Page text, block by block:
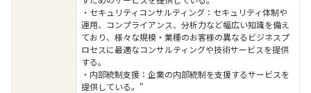
・セキュリティコンサルティング：セキュリティ体制や
運用、コンプライアンス、分析力など幅広い知識を備え
ており、様々な規模・業種のお客様の異なるビジネスプ
ロセスに最適なコンサルティングや技術サービスを提供
する。
・内部統制支援：企業の内部統制を支援するサービスを
提供している。"